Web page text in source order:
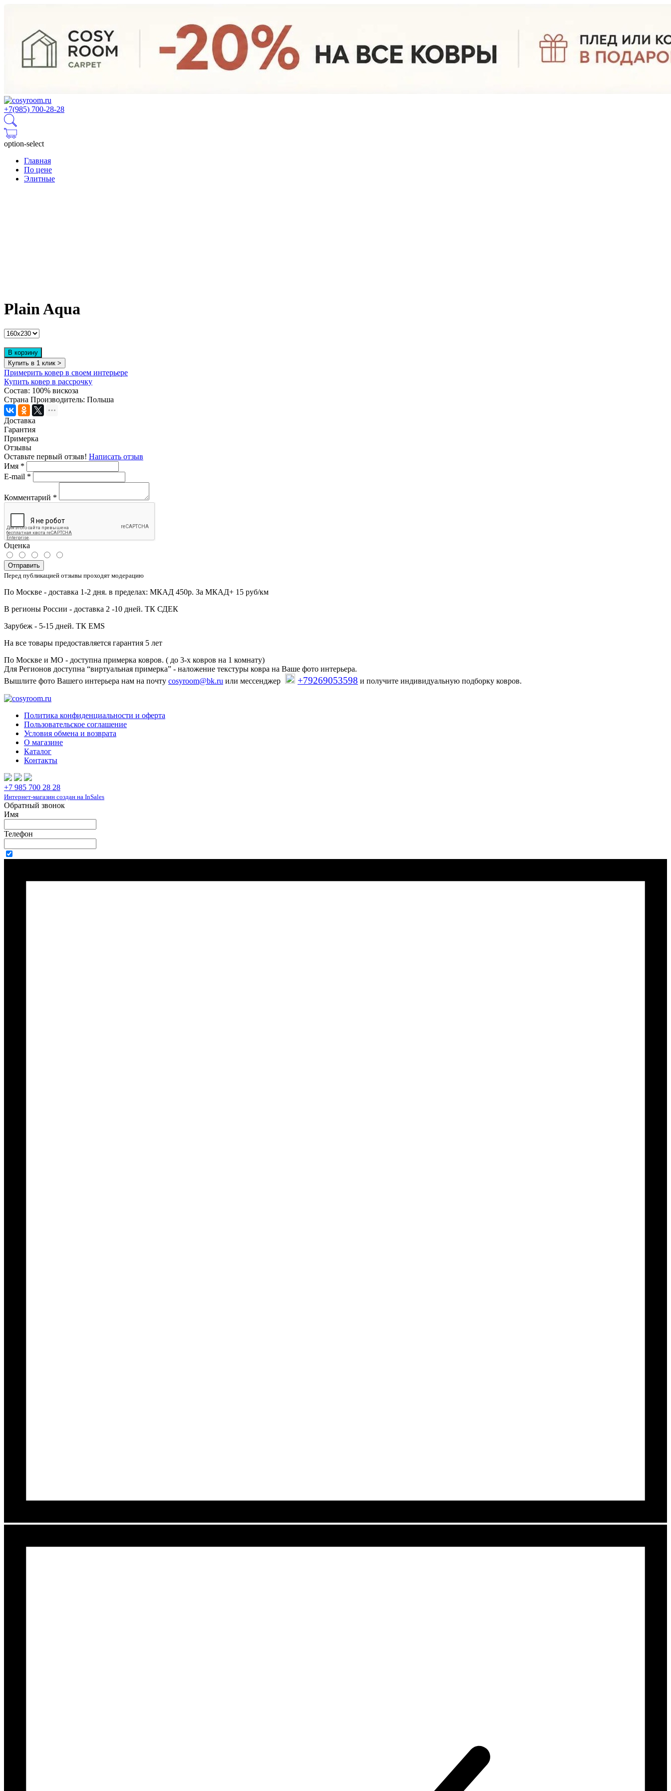
+7(985) 700-28-28
option-select
Главная
По цене
Элитные
Plain Aqua
В корзину
Купить в 1 клик >
Примерить ковер в своем интерьере
Купить ковер в рассрочку
Состав: 100% вискоза
Страна Производитель: Польша
Доставка
Гарантия
Примерка
Отзывы
Оставьте первый отзыв! Написать отзыв
Имя *
E-mail *
Комментарий *
Оценка
Отправить
Перед публикацией отзывы проходят модерацию
По Москве - доставка 1-2 дня. в пределах: МКАД 450р. За МКАД+ 15 руб/км
В регионы России - доставка 2 -10 дней. ТК СДЕК
Зарубеж - 5-15 дней. ТК EMS
На все товары предоставляется гарантия 5 лет
По Москве и МО - доступна примерка ковров. ( до 3-х ковров на 1 комнату)
Для Регионов доступна “виртуальная примерка” - наложение текстуры ковра на Ваше фото интерьера.
Вышлите фото Вашего интерьера нам на почту cosyroom@bk.ru или мессенджер +79269053598 и получите индивидуальную подборку ковров.
Политика конфиденциальности и оферта
Пользовательское соглашение
Условия обмена и возврата
О магазине
Каталог
Контакты
+7 985 700 28 28
Интернет-магазин создан на InSales
Обратный звонок
Имя
Телефон